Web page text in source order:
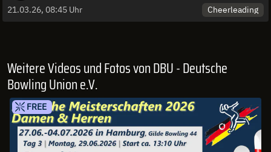
21.03.26, 08:45 Uhr
Cheerleading
Weitere Videos und Fotos von DBU - Deutsche
Bowling Union e.V.
FREE